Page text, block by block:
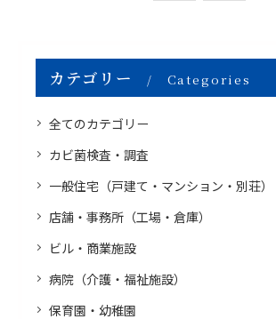
カテゴリー Categories
全てのカテゴリー
カビ菌検査・調査
一般住宅（戸建て・マンション・別荘）
店舗・事務所（工場・倉庫）
ビル・商業施設
病院（介護・福祉施設）
保育園・幼稚園